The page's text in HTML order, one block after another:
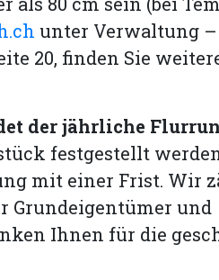
unter Verwaltung –
20, finden Sie
der jährliche
festgestellt
mit einer Frist. Wir
Grundeigentümer und
Ihnen für die